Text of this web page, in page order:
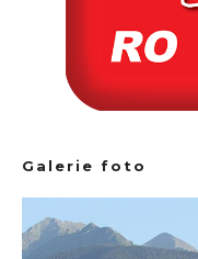
Galerie foto